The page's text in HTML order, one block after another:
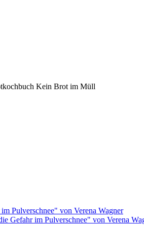
Gefahr im Pulverschnee" von Verena